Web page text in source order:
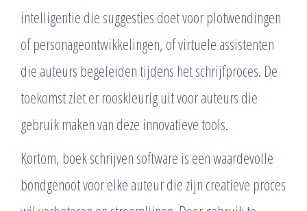
intelligentie die suggesties doet voor plotwendingen
of personageontwikkelingen, of virtuele assistenten
die auteurs begeleiden tijdens het schrijfproces. De
toekomst ziet er rooskleurig uit voor auteurs die
gebruik maken van deze innovatieve tools.
Kortom, boek schrijven software is een waardevolle
bondgenoot voor elke auteur die zijn creatieve proces